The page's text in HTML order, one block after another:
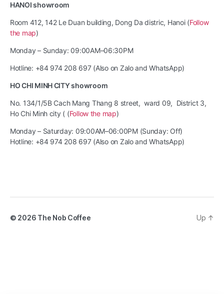
HANOI showroom
Room 412, 142 Le Duan building, Dong Da distric, Hanoi (Follow
the map)
Monday – Sunday: 09:00AM–06:30PM
Hotline: +84 974 208 697 (Also on Zalo and WhatsApp)
HO CHI MINH CITY showroom
No. 134/1/5B Cach Mang Thang 8 street, ward 09, District 3,
Ho Chi Minh city ( (Follow the map)
Monday – Saturday: 09:00AM–06:00PM (Sunday: Off)
Hotline: +84 974 208 697 (Also on Zalo and WhatsApp)
© 2026 The Nob Coffee Up ↑